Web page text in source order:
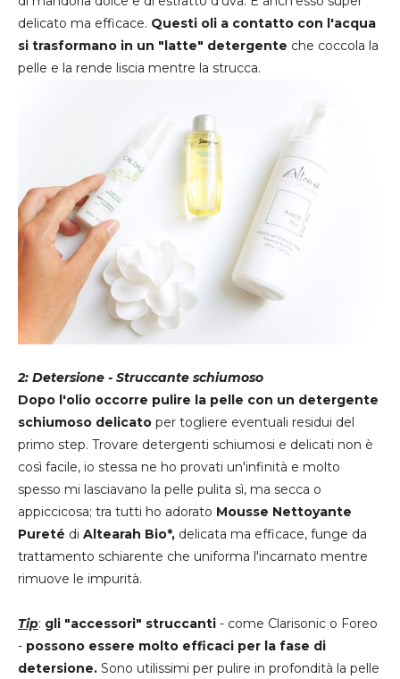
delicato ma efficace. Questi oli a contatto con l'acqua
si trasformano in un "latte" detergente che coccola la
pelle e la rende liscia mentre la strucca.
2: Detersione - Struccante schiumoso
Dopo l'olio occorre pulire la pelle con un detergente
schiumoso delicato per togliere eventuali residui del
primo step. Trovare detergenti schiumosi e delicati non è
così facile, io stessa ne ho provati un'infinità e molto
spesso mi lasciavano la pelle pulita sì, ma secca o
appiccicosa; tra tutti ho adorato Mousse Nettoyante
Pureté di Altearah Bio*, delicata ma efficace, funge da
trattamento schiarente che uniforma l'incarnato mentre
rimuove le impurità.
Tip: gli "accessori" struccanti - come Clarisonic o Foreo
- possono essere molto efficaci per la fase di
detersione. Sono utilissimi per pulire in profondità la pelle